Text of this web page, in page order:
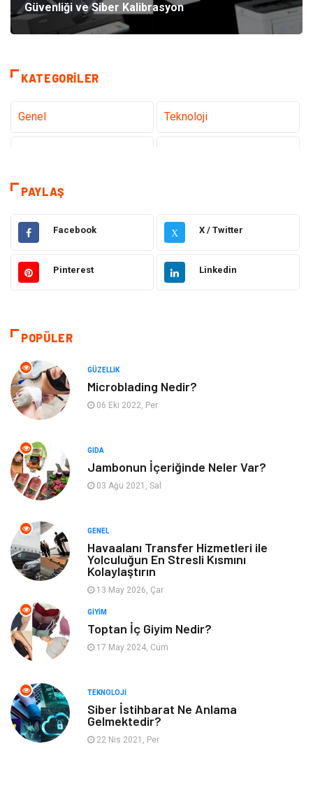
Güvenliği ve Siber Kalibrasyon
KATEGORILER
Genel Teknoloji
Eğitim
Dekorasyon Elektronik
Güzellik Makine
Sağlıklı Yaşam
Yeme İçme
Organizasyon
Moda
Emlak Spor
Genel Kültür Tatil
İnternet
Gayrimenkul
Astroloji Müzik
Ev İşleri
Sigorta
PAYLAŞ
Facebook X X / Twitter
Pinterest Linkedin
POPÜLER
GÜZELLIK
Microblading Nedir?
06 Eki 2022, Per
GIDA
Jambonun İçeriğinde Neler Var?
03 Ağu 2021, Sal
GENEL
Havaalanı Transfer Hizmetleri ile
Yolculuğun En Stresli Kısmını
Kolaylaştırın
13 May 2026, Çar
GIYIM
Toptan İç Giyim Nedir?
17 May 2024, Cum
TEKNOLOJI
Siber İstihbarat Ne Anlama
Gelmektedir?
22 Nis 2021, Per